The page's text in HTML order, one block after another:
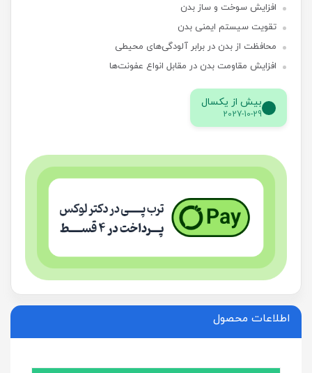
افزایش سوخت و ساز بدن
تقویت سیستم ایمنی بدن
محافظت از بدن در برابر آلودگی‌های محیطی
افزایش مقاومت بدن در مقابل انواع عفونت‌ها
بیش از یکسال
2027-10-29
اطلاعات محصول